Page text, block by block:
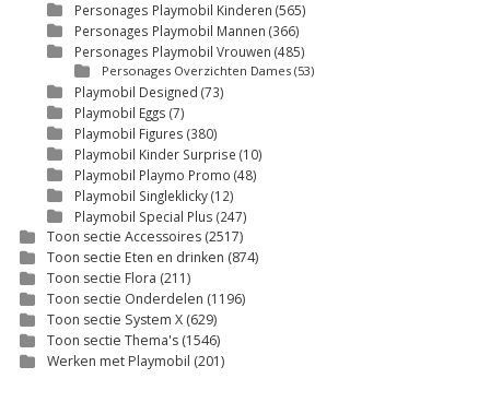
Personages Playmobil Kinderen (565)
Personages Playmobil Mannen (366)
Personages Playmobil Vrouwen (485)
Personages Overzichten Dames (53)
Playmobil Designed (73)
Playmobil Eggs (7)
Playmobil Figures (380)
Playmobil Kinder Surprise (10)
Playmobil Playmo Promo (48)
Playmobil Singleklicky(12)
Playmobil Special Plus (247)
Toon sectie Accessoires (2517)
Toon sectie Eten en drinken (874)
Toon sectie Flora (211)
Toon sectie Onderdelen (1196)
Toon sectie System X (629)
Toon sectie Thema's (1546)
Werken met Playmobil (201)